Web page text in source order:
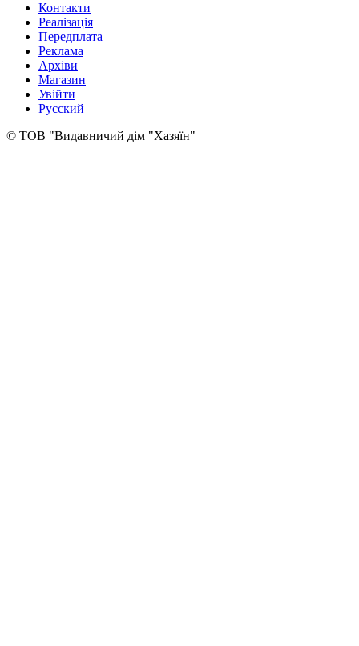
Контакти
Реалізація
Передплата
Реклама
Архіви
Магазин
Увійти
Русский
© ТОВ "Видавничий дім "Хазяїн"